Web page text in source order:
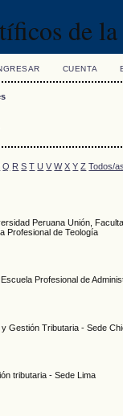
de
CUENTA
Q R S T U V W X Y Z Todos/as
Peruana Unión,
Profesional de Teología
Escuela Profesional de
y Gestión Tributaria - Sede
tributaria - Sede Lima